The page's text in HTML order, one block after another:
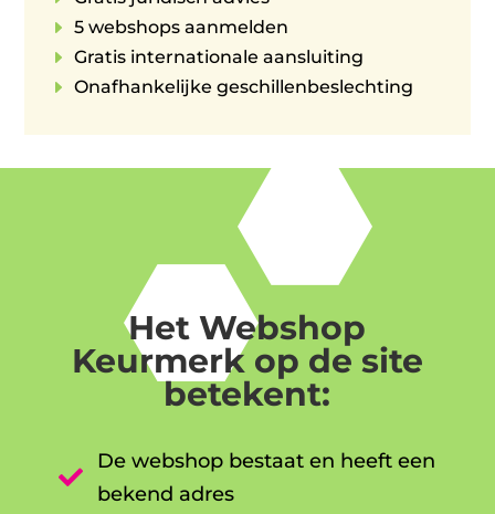
E 5 webshops aanmelden
E Gratis internationale aansluiting
E Onafhankelijke geschillenbeslechting
Het Webshop
Keurmerk op de site
betekent:

De webshop bestaat en heeft een
bekend adres